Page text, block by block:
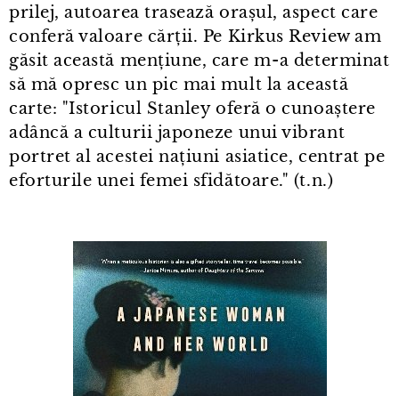
prilej, autoarea trasează orașul, aspect care
conferă valoare cărții. Pe Kirkus Review am
găsit această mențiune, care m⁠-⁠a determinat
să mă opresc un pic mai mult la această
carte: "Istoricul Stanley oferă o cunoaștere
adâncă a culturii japoneze unui vibrant
portret al acestei națiuni asiatice, centrat pe
eforturile unei femei sfidătoare." (t.n.)